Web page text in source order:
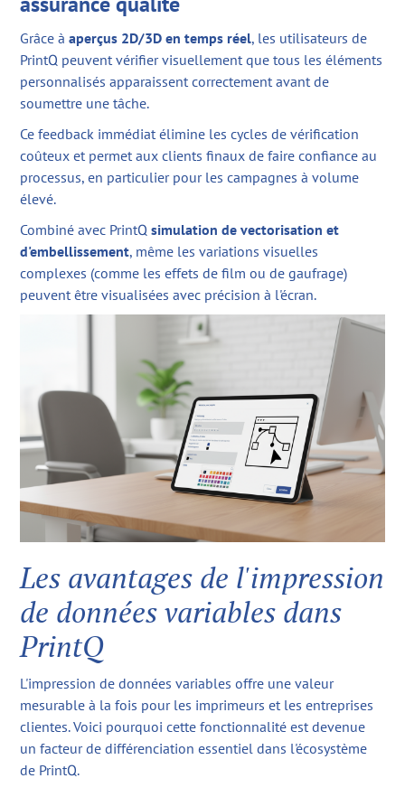
Grâce àaperçus 2D/3D en temps réel, les utilisateurs de
PrintQ peuvent vérifier visuellement que tous les éléments
personnalisés apparaissent correctement avant de
soumettre une tâche.
Ce feedback immédiat élimine les cycles de vérification
coûteux et permet aux clients finaux de faire confiance au
processus, en particulier pour les campagnes à volume
élevé.
Combiné avec PrintQsimulation de vectorisation et
d'embellissement, même les variations visuelles
complexes (comme les effets de film ou de gaufrage)
peuvent être visualisées avec précision à l'écran.
Les avantages de l'impression
de données variables dans
PrintQ
L'impression de données variables offre une valeur
mesurable à la fois pour les imprimeurs et les entreprises
clientes. Voici pourquoi cette fonctionnalité est devenue
un facteur de différenciation essentiel dans l'écosystème
de PrintQ.